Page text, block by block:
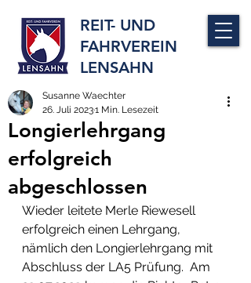
REIT- UND
FAHRVEREIN
LENSAHN
Longierlehrgang
erfolgreich
abgeschlossen
Susanne Waechter
26. Juli 20231 Min. Lesezeit
Wieder leitete Merle Riewesell
erfolgreich einen Lehrgang,
nämlich den Longierlehrgang mit
Abschluss der LA5 Prüfung.  Am